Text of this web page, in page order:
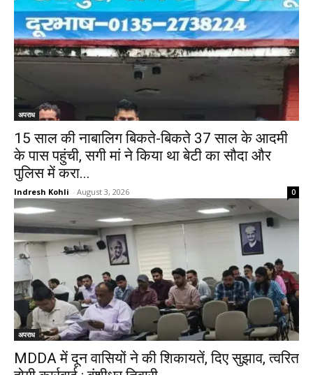
अपराध
15 साल की नाबालिग बिकते-बिकते 37 साल के आदमी
के पास पहुंची, सगी मां ने किया था बेटी का सौदा और
पुलिस में करा...
Indresh Kohli - August 3, 2026 0
अपराध
MDDA में दून वासियों ने की शिकायतें, दिए सुझाव, त्वरित